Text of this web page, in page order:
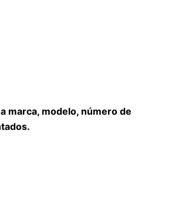
marca, modelo, número de